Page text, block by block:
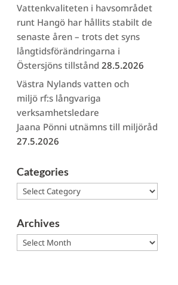
Vattenkvaliteten i havsområdet
runt Hangö har hållits stabilt de
senaste åren – trots det syns
långtidsförändringarna i
Östersjöns tillstånd 28.5.2026
Västra Nylands vatten och
miljö rf:s långvariga
verksamhetsledare
Jaana Pönni utnämns till miljöråd
27.5.2026
Categories
Categories
Archives
Archives